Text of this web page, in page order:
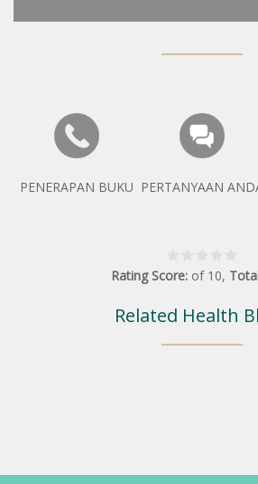
PENERAPAN BUKU PERTANYAAN
Rating Score: of 10,
Related Health